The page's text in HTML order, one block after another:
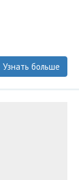
Узнать больше